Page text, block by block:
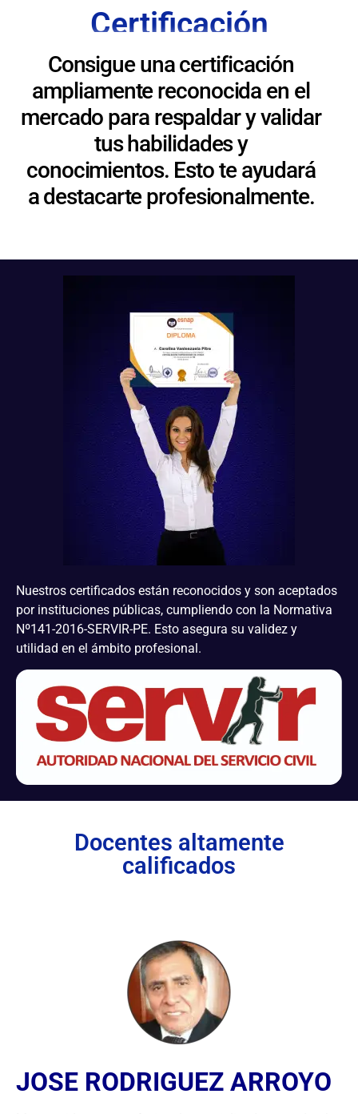
Certificación
Consigue una certificación
ampliamente reconocida en el
mercado para respaldar y validar
tus habilidades y
conocimientos. Esto te ayudará
a destacarte profesionalmente.
Nuestros certificados están reconocidos y son aceptados
por instituciones públicas, cumpliendo con la Normativa
Nº141-2016-SERVIR-PE. Esto asegura su validez y
utilidad en el ámbito profesional.
Docentes altamente
calificados
JOSE RODRIGUEZ ARROYO